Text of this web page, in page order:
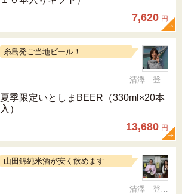
7,620 円
糸島発ご当地ビール！
清澤 登希子
夏季限定いとしまBEER（330ml×20本
入）
13,680 円
山田錦純米酒が安く飲めます
清澤 登希子